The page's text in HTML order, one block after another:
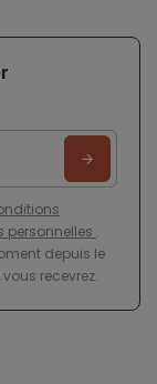
personnelles .
depuis le
recevrez.